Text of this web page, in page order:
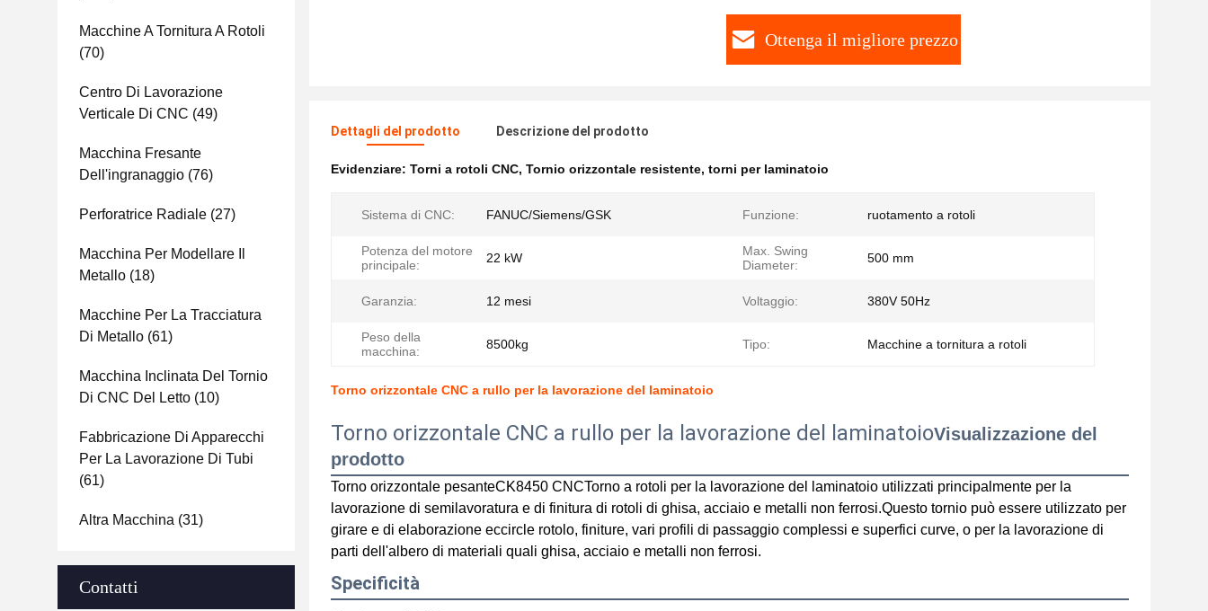
Macchine A Tornitura A Rotoli
(70)
Centro Di Lavorazione
Verticale Di CNC (49)
Macchina Fresante
Dell'ingranaggio (76)
Perforatrice Radiale (27)
Macchina Per Modellare Il
Metallo (18)
Macchine Per La Tracciatura
Di Metallo (61)
Macchina Inclinata Del Tornio
Di CNC Del Letto (10)
Fabbricazione Di Apparecchi
Per La Lavorazione Di Tubi
(61)
Altra Macchina (31)
Contatti
Ottenga il migliore prezzo
Dettagli del prodotto Descrizione del prodotto
Evidenziare: Torni a rotoli CNC, Tornio orizzontale resistente, torni per laminatoio
Sistema di CNC: FANUC/Siemens/GSK Funzione: ruotamento a rotoli
Potenza del motore
principale:
22 kW
Max. Swing
Diameter:
500 mm
Garanzia: 12 mesi Voltaggio: 380V 50Hz
Peso della
macchina:
8500kg Tipo: Macchine a tornitura a rotoli
Torno orizzontale CNC a rullo per la lavorazione del laminatoio
Torno orizzontale CNC a rullo per la lavorazione del laminatoioVisualizzazione del
prodotto
Torno orizzontale pesanteCK8450 CNCTorno a rotoli per la lavorazione del laminatoio utilizzati principalmente per la
lavorazione di semilavoratura e di finitura di rotoli di ghisa, acciaio e metalli non ferrosi.Questo tornio può essere utilizzato per
girare e di elaborazione eccircle rotolo, finiture, vari profili di passaggio complessi e superfici curve, o per la lavorazione di
parti dell'albero di materiali quali ghisa, acciaio e metalli non ferrosi.
Specificità